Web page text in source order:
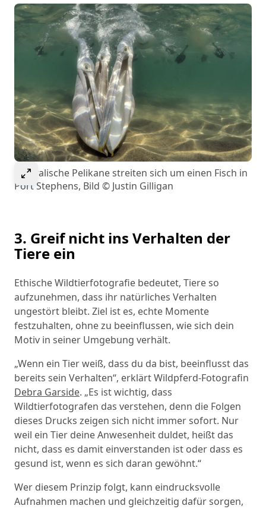
Select to expand image
Australische Pelikane streiten sich um einen Fisch in
Port Stephens, Bild © Justin Gilligan
3. Greif nicht ins Verhalten der
Tiere ein
Ethische Wildtierfotografie bedeutet, Tiere so
aufzunehmen, dass ihr natürliches Verhalten
ungestört bleibt. Ziel ist es, echte Momente
festzuhalten, ohne zu beeinflussen, wie sich dein
Motiv in seiner Umgebung verhält.
„Wenn ein Tier weiß, dass du da bist, beeinflusst das
bereits sein Verhalten“, erklärt Wildpferd-Fotografin
Debra Garside. „Es ist wichtig, dass
Wildtierfotografen das verstehen, denn die Folgen
dieses Drucks zeigen sich nicht immer sofort. Nur
weil ein Tier deine Anwesenheit duldet, heißt das
nicht, dass es damit einverstanden ist oder dass es
gesund ist, wenn es sich daran gewöhnt.“
Wer diesem Prinzip folgt, kann eindrucksvolle
Aufnahmen machen und gleichzeitig dafür sorgen,